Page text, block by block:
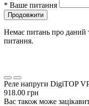
* Ваше питання
Продовжити
Немає питань про даний
питання.
Реле напруги DigiTOP
918.00 грн
Вас також може